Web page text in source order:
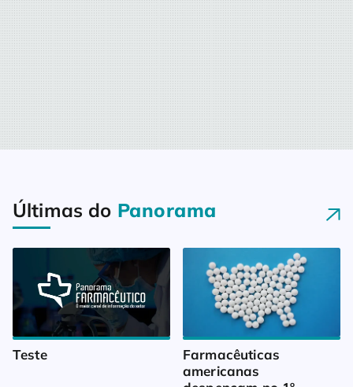
Últimas do Panorama
Teste
Farmacêuticas
americanas